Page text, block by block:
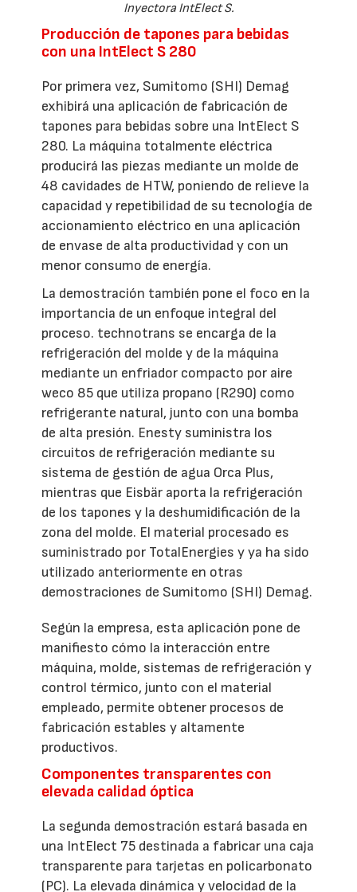
Inyectora IntElect S.
Producción de tapones para bebidas
con una IntElect S 280
Por primera vez, Sumitomo (SHI) Demag
exhibirá una aplicación de fabricación de
tapones para bebidas sobre una IntElect S
280. La máquina totalmente eléctrica
producirá las piezas mediante un molde de
48 cavidades de HTW, poniendo de relieve la
capacidad y repetibilidad de su tecnología de
accionamiento eléctrico en una aplicación
de envase de alta productividad y con un
menor consumo de energía.
La demostración también pone el foco en la
importancia de un enfoque integral del
proceso. technotrans se encarga de la
refrigeración del molde y de la máquina
mediante un enfriador compacto por aire
weco 85 que utiliza propano (R290) como
refrigerante natural, junto con una bomba
de alta presión. Enesty suministra los
circuitos de refrigeración mediante su
sistema de gestión de agua Orca Plus,
mientras que Eisbär aporta la refrigeración
de los tapones y la deshumidificación de la
zona del molde. El material procesado es
suministrado por TotalEnergies y ya ha sido
utilizado anteriormente en otras
demostraciones de Sumitomo (SHI) Demag.
Según la empresa, esta aplicación pone de
manifiesto cómo la interacción entre
máquina, molde, sistemas de refrigeración y
control térmico, junto con el material
empleado, permite obtener procesos de
fabricación estables y altamente
productivos.
Componentes transparentes con
elevada calidad óptica
La segunda demostración estará basada en
una IntElect 75 destinada a fabricar una caja
transparente para tarjetas en policarbonato
(PC). La elevada dinámica y velocidad de la